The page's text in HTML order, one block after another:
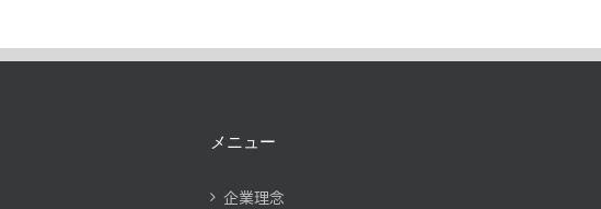
メニュー
企業理念